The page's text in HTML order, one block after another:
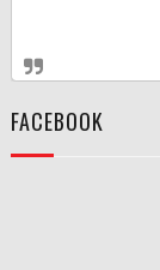
FACEBOOK